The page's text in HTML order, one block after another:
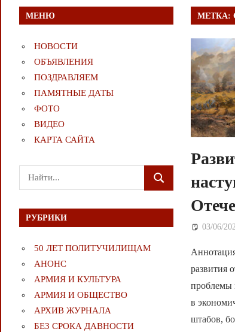
МЕТКА:
03/06/
развития
проблемы
в
штабов,
МЕНЮ
НОВОСТИ
ОБЪЯВЛЕНИЯ
ПОЗДРАВЛЯЕМ
ПАМЯТНЫЕ ДАТЫ
ФОТО
ВИДЕО
КАРТА САЙТА
Поиск
для:
ПОИСК
РУБРИКИ
50 ЛЕТ ПОЛИТУЧИЛИЩАМ
АНОНС
АРМИЯ И КУЛЬТУРА
АРМИЯ И ОБЩЕСТВО
АРХИВ ЖУРНАЛА
БЕЗ СРОКА ДАВНОСТИ